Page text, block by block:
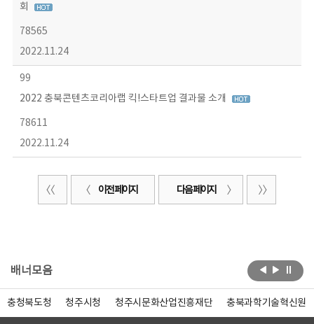
회
78565
2022.11.24
99
2022 충북콘텐츠코리아랩 킥!스타트업 결과물 소개
78611
2022.11.24
이전 페이지 다음 페이지
배너모음
충청북도청 청주시청 청주시문화산업진흥재단 충북과학기술혁신원